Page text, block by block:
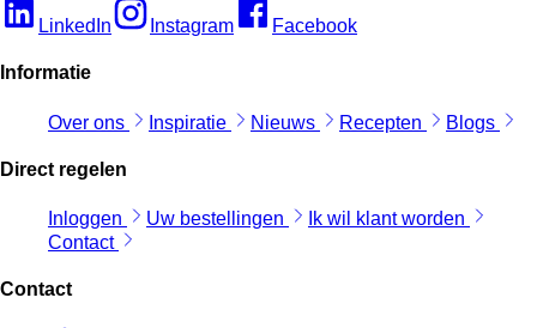
LinkedIn Instagram Facebook
Informatie
Over ons Inspiratie Nieuws Recepten Blogs
Direct regelen
Inloggen Uw bestellingen
Ik wil klant worden
Contact
Contact